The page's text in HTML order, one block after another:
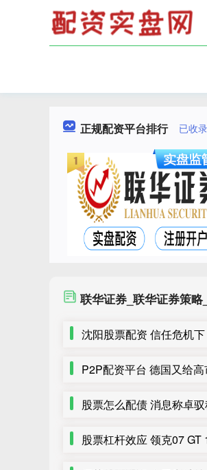
正规配资平台排行 已收录
联华证券_联华证券策
沈阳股票配资 信任危机
P2P配资平台 德国又给